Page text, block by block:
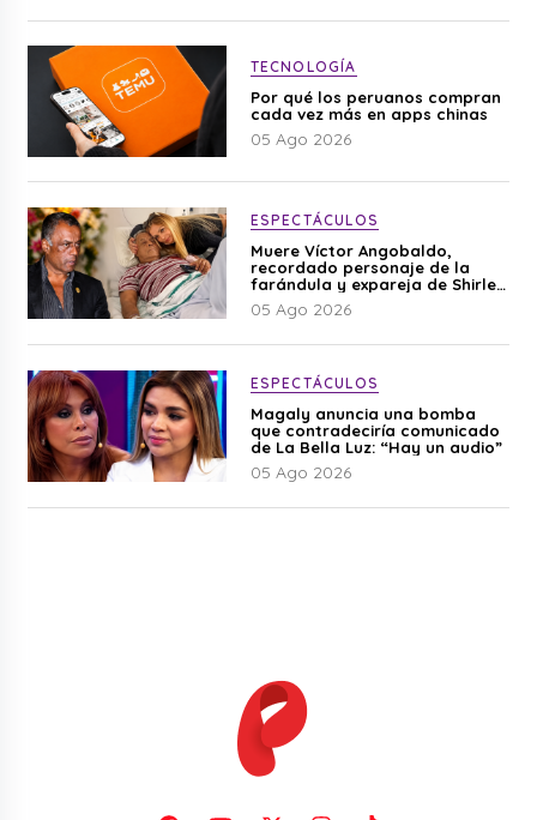
TECNOLOGÍA
Por qué los peruanos compran
cada vez más en apps chinas
05 Ago 2026
ESPECTÁCULOS
Muere Víctor Angobaldo,
recordado personaje de la
farándula y expareja de Shirley
Cherres
05 Ago 2026
ESPECTÁCULOS
Magaly anuncia una bomba
que contradeciría comunicado
de La Bella Luz: “Hay un audio”
05 Ago 2026